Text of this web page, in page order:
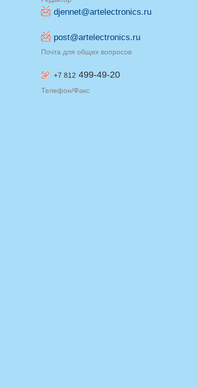
djennet@artelectronics.ru
post@artelectronics.ru
Почта для общих вопросов
+7 812 499-49-20
Телефон/Факс